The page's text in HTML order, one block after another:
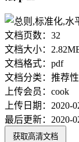
文档页数： 32
文档大小：
文档格式： pdf
文档分类： 推荐
上传会员： cook
上传日期： 2020-
最后更新： 2020-
获取高清文档